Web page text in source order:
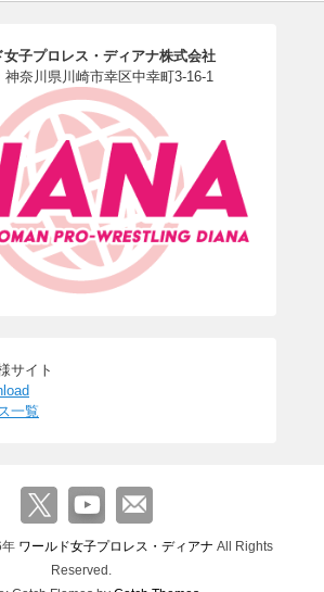
女子プロレス・ディアナ株式会社
神奈川県川崎市幸区中幸町3-16-1
サイト
一覧
ワールド女子プロレス・ディアナ All Rights
Reserved.